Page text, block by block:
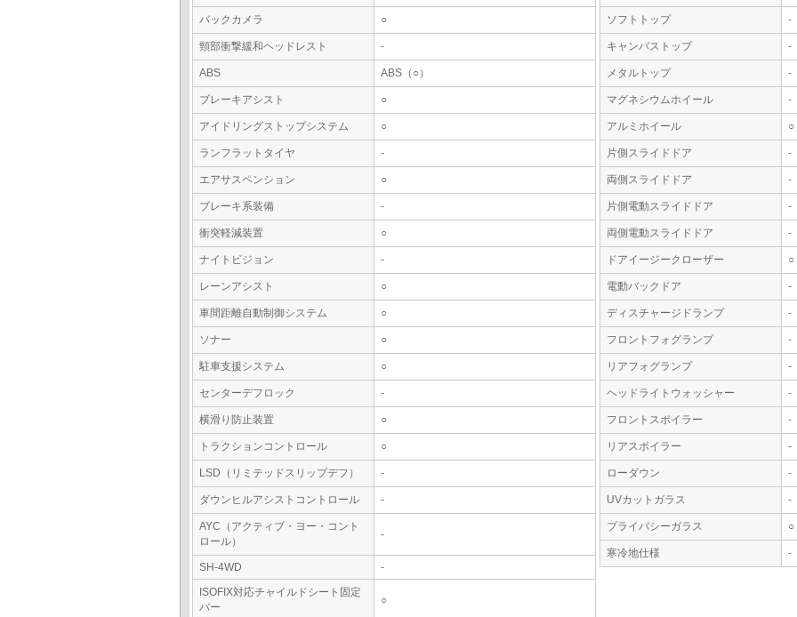
バックカメラ ○
頸部衝撃緩和ヘッドレスト -
ABS ABS（○）
ブレーキアシスト ○
アイドリングストップシステム ○
ランフラットタイヤ -
エアサスペンション ○
ブレーキ系装備 -
衝突軽減装置 ○
ナイトビジョン -
レーンアシスト ○
車間距離自動制御システム ○
ソナー ○
駐車支援システム ○
センターデフロック -
横滑り防止装置 ○
トラクションコントロール ○
LSD（リミテッドスリップデフ） -
ダウンヒルアシストコントロール -
AYC（アクティブ・ヨー・コント
ロール）
-
SH-4WD
-
ISOFIX対応チャイルドシート固定
バー
○
ソフトトップ -
キャンバストップ -
メタルトップ -
マグネシウムホイール -
アルミホイール ○
片側スライドドア -
両側スライドドア -
片側電動スライドドア -
両側電動スライドドア -
ドアイージークローザー ○
電動バックドア -
ディスチャージドランプ -
フロントフォグランプ -
リアフォグランプ -
ヘッドライトウォッシャー -
フロントスポイラー -
リアスポイラー -
ローダウン -
UVカットガラス -
プライバシーガラス ○
寒冷地仕様 -